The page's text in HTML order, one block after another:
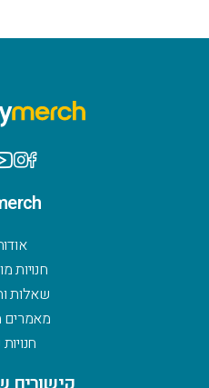
חנויות
שאלות
מאמרים